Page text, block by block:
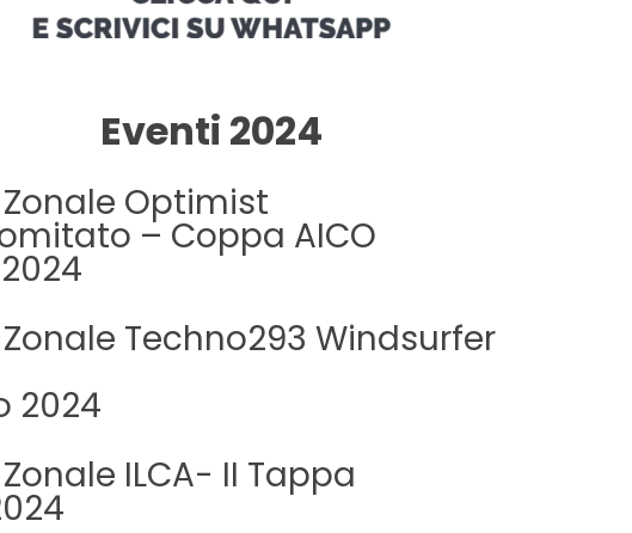
Eventi 2024
Optimist
– Coppa AICO
Techno293 Windsurfer
2024
ILCA- II Tappa